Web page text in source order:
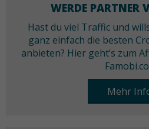
WERDE PARTNER
Hast du viel Traffic und
ganz einfach die besten
anbieten? Hier geht’s zum
Mehr